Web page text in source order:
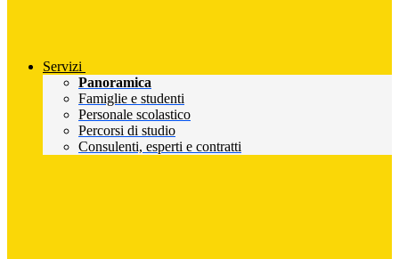
Servizi
Panoramica
Famiglie e studenti
Personale scolastico
Percorsi di studio
Consulenti, esperti e contratti